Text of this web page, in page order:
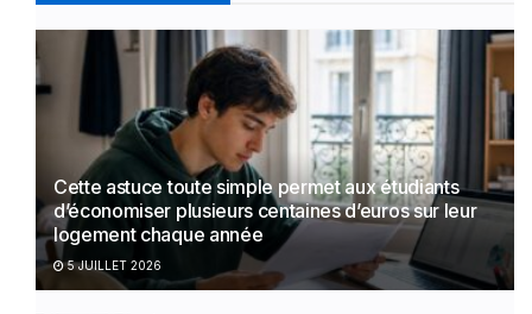
Cette astuce toute simple permet aux étudiants
d’économiser plusieurs centaines d’euros sur leur
logement chaque année
5 JUILLET 2026